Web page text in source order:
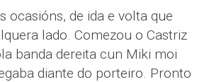
ocasións, de ida e volta que
lado. Comezou o Castriz
banda dereita cun Miki moi
diante do porteiro. Pronto